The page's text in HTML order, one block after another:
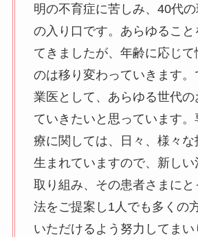
明の不育症に苦しみ、40代
の入り口です。あらゆること
てきましたが、年齢に応じて
のは移り変わっていきます。
業医として、あらゆる世代の
ていきたいと思っています
療に関しては、日々、様々
生まれていますので、新し
取り組み、その患者さまに
法をご提案し1人でも多くの
いただけるよう努力してま